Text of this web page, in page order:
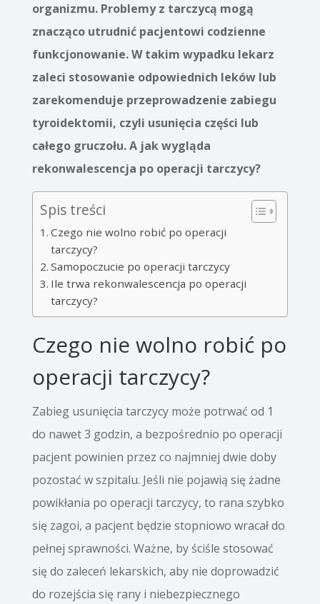
organizmu. Problemy z tarczycą mogą
znacząco utrudnić pacjentowi codzienne
funkcjonowanie. W takim wypadku lekarz
zaleci stosowanie odpowiednich leków lub
zarekomenduje przeprowadzenie zabiegu
tyroidektomii, czyli usunięcia części lub
całego gruczołu. A jak wygląda
rekonwalescencja po operacji tarczycy?
Spis treści
Czego nie wolno robić po operacji
tarczycy?
Samopoczucie po operacji tarczycy
Ile trwa rekonwalescencja po operacji
tarczycy?
Czego nie wolno robić po
operacji tarczycy?
Zabieg usunięcia tarczycy może potrwać od 1
do nawet 3 godzin, a bezpośrednio po operacji
pacjent powinien przez co najmniej dwie doby
pozostać w szpitalu. Jeśli nie pojawią się żadne
powikłania po operacji tarczycy, to rana szybko
się zagoi, a pacjent będzie stopniowo wracał do
pełnej sprawności. Ważne, by ściśle stosować
się do zaleceń lekarskich, aby nie doprowadzić
do rozejścia się rany i niebezpiecznego